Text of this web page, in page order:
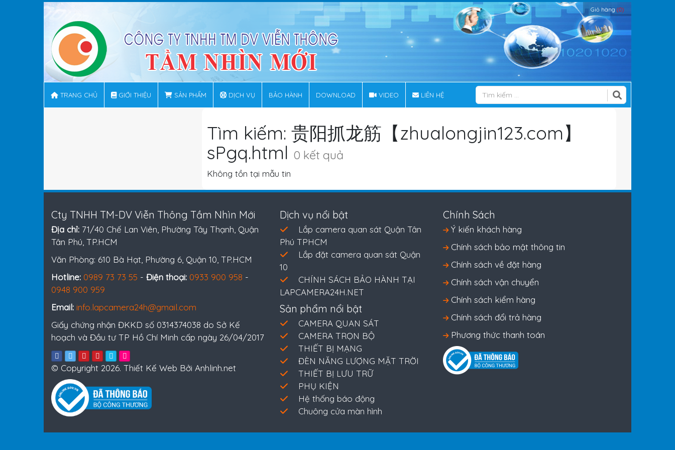
Giỏ hàng (0)
TRANG CHỦ GIỚI THIỆU SẢN PHẨM DỊCH VỤ BẢO HÀNH DOWNLOAD VIDEO LIÊN HỆ
Tìm kiếm: 贵阳抓龙筋【zhualongjin123.com】
sPgq.html 0 kết quả
Không tồn tại mẫu tin
Cty TNHH TM-DV Viễn Thông Tầm Nhìn Mới
Địa chỉ: 71/40 Chế Lan Viên, Phường Tây Thạnh, Quận
Tân Phú, TP.HCM
Văn Phòng: 610 Bà Hạt, Phường 6, Quận 10, TP.HCM
Hotline: 0989 73 73 55 - Điện thoại: 0933 900 958 -
0948 900 959
Email: info.lapcamera24h@gmail.com
Giấy chứng nhận ĐKKD số 0314374038 do Sở Kế
hoạch và Đầu tư TP Hồ Chí Minh cấp ngày 26/04/2017
© Copyright 2026. Thiết Kế Web Bởi Anhlinh.net
Dịch vụ nổi bật
Lắp camera quan sát Quận Tân
Phú TPHCM
Lắp đặt camera quan sát Quận
10
CHÍNH SÁCH BẢO HÀNH TẠI
LAPCAMERA24H.NET
Sản phẩm nổi bật
CAMERA QUAN SÁT
CAMERA TRỌN BỘ
THIẾT BỊ MẠNG
ĐÈN NĂNG LƯỢNG MẶT TRỜI
THIẾT BỊ LƯU TRỮ
PHỤ KIỆN
Hệ thống báo động
Chuông cửa màn hình
Chính Sách
Ý kiến khách hàng
Chính sách bảo mật thông tin
Chính sách về đặt hàng
Chính sách vận chuyển
Chính sách kiểm hàng
Chính sách đổi trả hàng
Phương thức thanh toán